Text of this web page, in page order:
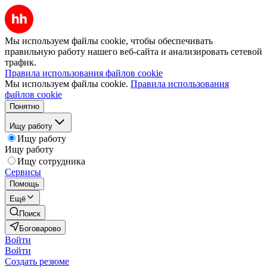
Мы используем файлы cookie, чтобы обеспечивать
правильную работу нашего веб-сайта и анализировать сетевой
трафик.
Правила использования файлов cookie
Мы используем файлы cookie. Правила использования
файлов cookie
Понятно
Ищу работу
Ищу работу
Ищу работу
Ищу сотрудника
Сервисы
Помощь
Ещё
Поиск
Боговарово
Войти
Войти
Создать резюме